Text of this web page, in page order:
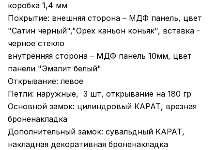
коробка 1,4 мм
Покрытие: внешняя сторона – МДФ панель, цвет
"Сатин черный","Орех каньон коньяк", вставка -
черное стекло
внутренняя сторона – МДФ панель 10мм, цвет
панели "Эмалит белый"
Открывание: левое
Петли: наружные, 3 шт, открывание на 180 гр
Основной замок: цилиндровый КАРАТ, врезная
броненакладка
Дополнительный замок: сувальдный КАРАТ,
накладная декоративная броненакладка